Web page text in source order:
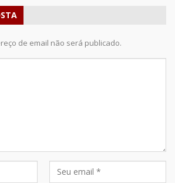
de email não será publicado.